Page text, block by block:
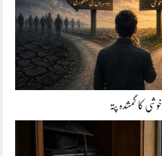
خوشی کا گمشدہ پتہ